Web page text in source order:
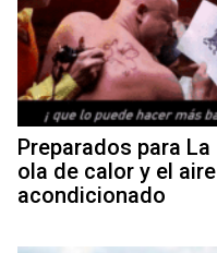
Preparados para La
ola de calor y el aire
acondicionado